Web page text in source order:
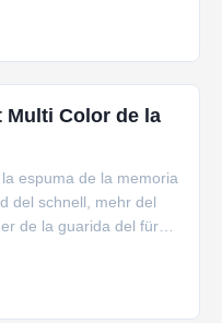
Multi Color de la
espuma de la memoria
del schnell, mehr del
de la guarida del für